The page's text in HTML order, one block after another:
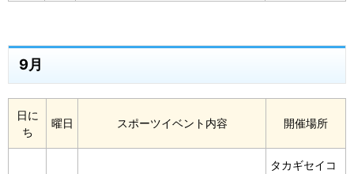
9月
日に
ち
曜日 スポーツイベント内容 開催場所
タカギセイコ